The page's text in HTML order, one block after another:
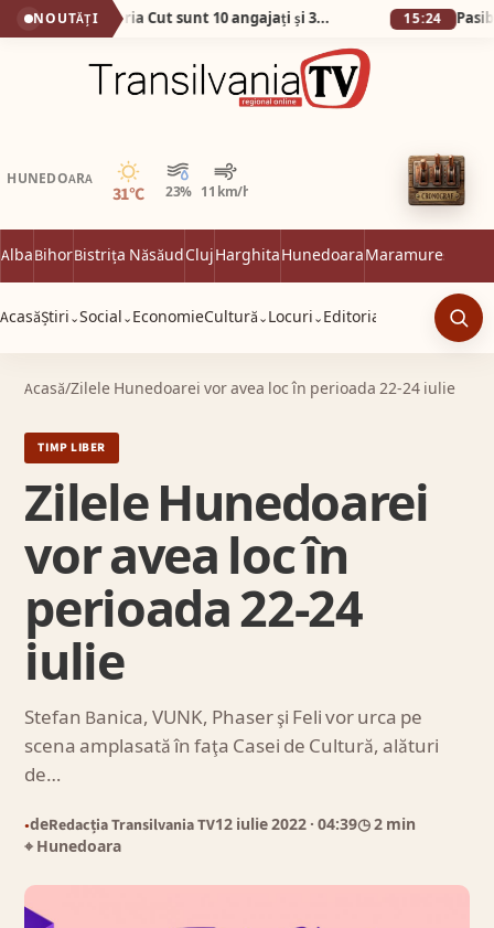
NOUTĂȚI No, așa da! La Primăria Cut sunt 10 angajați și 38 de abonamente la telefon! 15:24
HUNEDOARA
31°C 23% 11 km/h
Senin
AlbaBihorBistrița NăsăudClujHarghitaHunedoaraMaramureș
AcasăȘtiri ⌄Social ⌄ EconomieCultură ⌄ Locuri ⌄ Editorial
Acasă/Zilele Hunedoarei vor avea loc în perioada 22-24 iulie
TIMP LIBER
Zilele Hunedoarei
vor avea loc în
perioada 22-24
iulie
Stefan Banica, VUNK, Phaser şi Feli vor urca pe
scena amplasată în faţa Casei de Cultură, alături
de…
●deRedacția Transilvania TV12 iulie 2022 · 04:39◷ 2 min
⌖ Hunedoara